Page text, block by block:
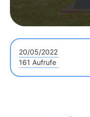
20/05/2022
161 Aufrufe